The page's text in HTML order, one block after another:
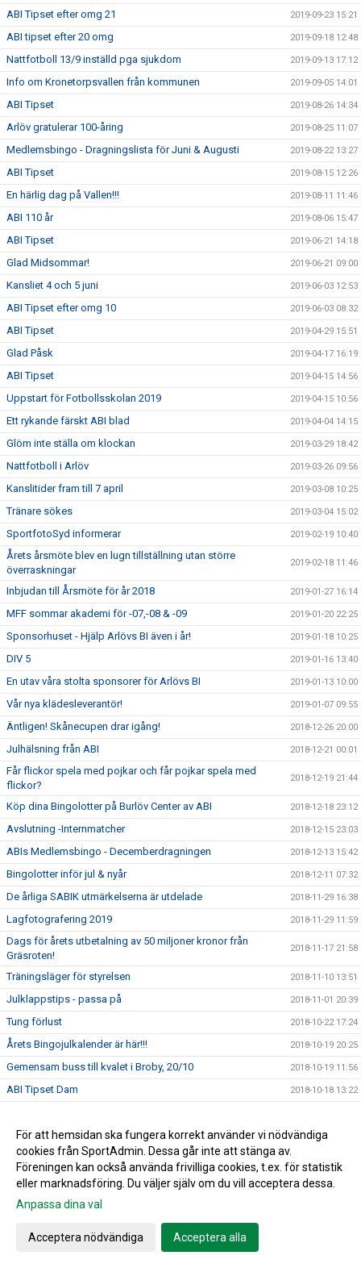
ABI Tipset efter omg 21 2019-09-23 15:21
ABI tipset efter 20 omg 2019-09-18 12:48
Nattfotboll 13/9 inställd pga sjukdom 2019-09-13 17:12
Info om Kronetorpsvallen från kommunen 2019-09-05 14:01
ABI Tipset 2019-08-26 14:34
Arlöv gratulerar 100-åring 2019-08-25 11:07
Medlemsbingo - Dragningslista för Juni & Augusti 2019-08-22 13:27
ABI Tipset 2019-08-15 12:26
En härlig dag på Vallen!!! 2019-08-11 11:46
ABI 110 år 2019-08-06 15:47
ABI Tipset 2019-06-21 14:18
Glad Midsommar! 2019-06-21 09:00
Kansliet 4 och 5 juni 2019-06-03 12:53
ABI Tipset efter omg 10 2019-06-03 08:32
ABI Tipset 2019-04-29 15:51
Glad Påsk 2019-04-17 16:19
ABI Tipset 2019-04-15 14:56
Uppstart för Fotbollsskolan 2019 2019-04-15 10:56
Ett rykande färskt ABI blad 2019-04-04 14:15
Glöm inte ställa om klockan 2019-03-29 18:42
Nattfotboll i Arlöv 2019-03-26 09:56
Kanslitider fram till 7 april 2019-03-08 10:25
Tränare sökes 2019-03-04 15:02
SportfotoSyd informerar 2019-02-19 10:40
Årets årsmöte blev en lugn tillställning utan större
överraskningar
2019-02-18 11:46
Inbjudan till Årsmöte för år 2018 2019-01-27 16:14
MFF sommar akademi för -07,-08 & -09 2019-01-20 22:25
Sponsorhuset - Hjälp Arlövs BI även i år! 2019-01-18 10:25
DIV 5 2019-01-16 13:40
En utav våra stolta sponsorer för Arlövs BI 2019-01-13 10:00
Vår nya klädesleverantör! 2019-01-07 09:55
Äntligen! Skånecupen drar igång! 2018-12-26 20:00
Julhälsning från ABI 2018-12-21 00:01
Får flickor spela med pojkar och får pojkar spela med
flickor?
2018-12-19 21:44
Köp dina Bingolotter på Burlöv Center av ABI 2018-12-18 23:12
Avslutning -Internmatcher 2018-12-15 23:03
ABIs Medlemsbingo - Decemberdragningen 2018-12-13 15:42
Bingolotter inför jul & nyår 2018-12-11 07:32
De årliga SABIK utmärkelserna är utdelade 2018-11-29 16:38
Lagfotografering 2019 2018-11-29 11:59
Dags för årets utbetalning av 50 miljoner kronor från
Gräsroten!
2018-11-17 21:58
Träningsläger för styrelsen 2018-11-10 13:51
Julklappstips - passa på 2018-11-01 20:39
Tung förlust 2018-10-22 17:24
Årets Bingojulkalender är här!!! 2018-10-19 20:25
Gemensam buss till kvalet i Broby, 20/10 2018-10-19 11:56
ABI Tipset Dam 2018-10-18 13:22
2018-10-13 21:43
En härlig eftermiddag på Vallen 2018-10-13 20:51
Kvalmatch på Vallen!!! 2018-10-12 13:51
Tillsammans kan vi göra skillnad
Spännande direkt upp i div 5 eller kval??
För att hemsidan ska fungera korrekt använder vi nödvändiga
cookies från SportAdmin. Dessa går inte att stänga av.
Föreningen kan också använda frivilliga cookies, t.ex. för statistik
eller marknadsföring. Du väljer själv om du vill acceptera dessa.
Anpassa dina val
Acceptera nödvändiga Acceptera alla